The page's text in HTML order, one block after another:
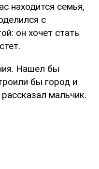
находится семья,
с
он хочет стать
Нашел бы
бы город и
мальчик.